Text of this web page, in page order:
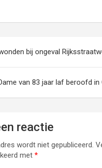
bij ongeval
van 83 jaar laf beroofd in
reactie
wordt niet gepubliceerd.
met *